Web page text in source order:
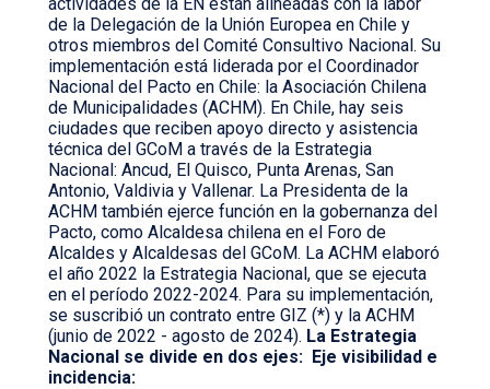
de la Delegación de la Unión Europea en Chile y
otros miembros del Comité Consultivo Nacional. Su
implementación está liderada por el Coordinador
Nacional del Pacto en Chile: la Asociación Chilena
de Municipalidades (ACHM). En Chile, hay seis
ciudades que reciben apoyo directo y asistencia
técnica del GCoM a través de la Estrategia
Nacional: Ancud, El Quisco, Punta Arenas, San
Antonio, Valdivia y Vallenar. La Presidenta de la
ACHM también ejerce función en la gobernanza del
Pacto, como Alcaldesa chilena en el Foro de
Alcaldes y Alcaldesas del GCoM. La ACHM elaboró
el año 2022 la Estrategia Nacional, que se ejecuta
en el período 2022-2024. Para su implementación,
se suscribió un contrato entre GIZ (*) y la ACHM
(junio de 2022 - agosto de 2024). La Estrategia
Nacional se divide en dos ejes: Eje visibilidad e
incidencia: